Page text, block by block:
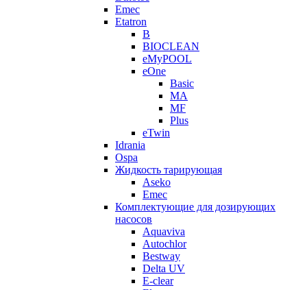
Emec
Etatron
B
BIOCLEAN
eMyPOOL
eOne
Basic
MA
MF
Plus
eTwin
Idrania
Ospa
Жидкость тарирующая
Aseko
Emec
Комплектующие для дозирующих
насосов
Aquaviva
Autochlor
Bestway
Delta UV
E-clear